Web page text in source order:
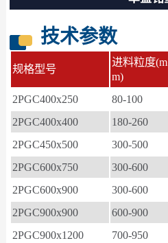
技术参数
规格型号
进料粒度(m
m)
2PGC400x250
80-100
2PGC400x400
180-260
2PGC450x500
300-500
2PGC600x750
300-600
2PGC600x900
300-600
2PGC900x900
600-900
2PGC900x1200
700-950